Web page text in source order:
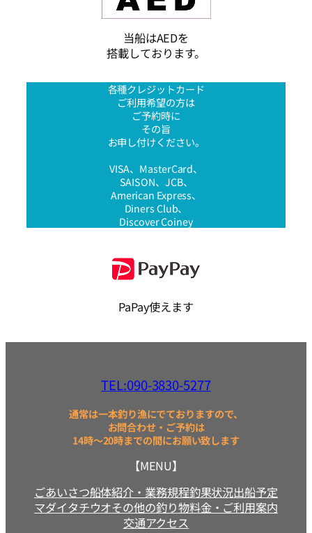
当船はAEDを
搭載しております。
各種クレジットカード
ご利用希望の方は
ご予約時に
その旨
お申し付けください。
VISA、MasterCard、
SAISON、JCB、
American Express、
Diners Club、
Discover Coiney
PaPay使えます
TEL:090-3830-5277
通常は一本釣り漁にでておりますので、
お問合わせ・ご予約は
14時～20時までの間にお願い致します
【MENU】
ごあいさつ船体紹介・業務規程釣果状況出船予定
マダイタチウオその他の釣り物料金・ご利用案内
交通アクセス